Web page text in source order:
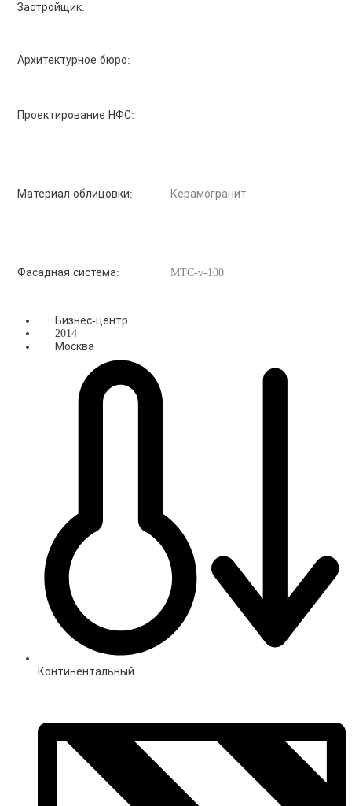
Застройщик:
Архитектурное бюро:
Проектирование НФС:
Материал облицовки: Керамогранит
Фасадная система: MTC-v-100
Бизнес-центр
2014
Москва
Континентальный